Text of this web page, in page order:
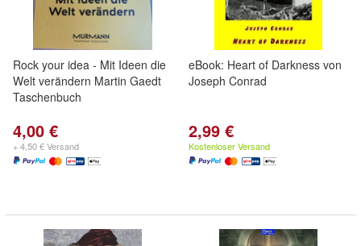
Rock your idea - Mit Ideen die
Welt verändern Martin Gaedt
Taschenbuch
4,00 €
+ 4,50 € Versand
eBook: Heart of Darkness von
Joseph Conrad
2,99 €
Kostenloser Versand